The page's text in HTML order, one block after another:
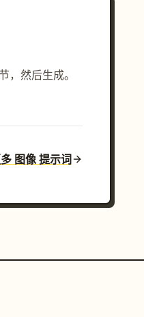
，然后生成。
图像 提示词